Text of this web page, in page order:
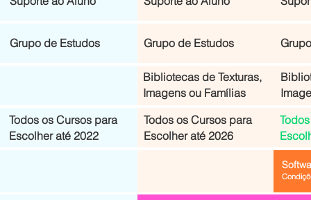
Grupo de Estudos Grupo de Estudos
Bibliotecas de Texturas,
Imagens ou Famílias
Todos os Cursos para
Escolher até 2022
Todos os Cursos para
Escolher até 2026